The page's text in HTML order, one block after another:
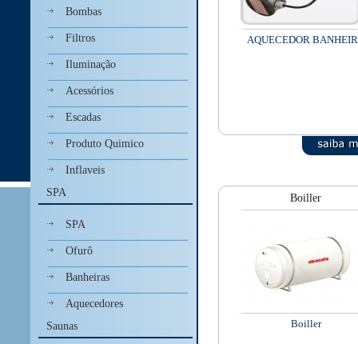
Bombas
Filtros
Iluminação
Acessórios
Escadas
Produto Quimico
Inflaveis
SPA
SPA
Ofurô
Banheiras
Aquecedores
Saunas
AQUECEDOR
Boiller
Boiller